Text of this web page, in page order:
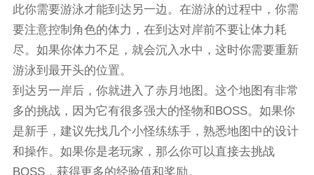
此你需要游泳才能到达另一边。在游泳的过程中，你需
要注意控制角色的体力，在到达对岸前不要让体力耗
尽。如果你体力不足，就会沉入水中，这时你需要重新
游泳到最开头的位置。
到达另一岸后，你就进入了赤月地图。这个地图有非常
多的挑战，因为它有很多强大的怪物和BOSS。如果你
是新手，建议先找几个小怪练练手，熟悉地图中的设计
和操作。如果你是老玩家，那么你可以直接去挑战
BOSS，获得更多的经验值和奖励。